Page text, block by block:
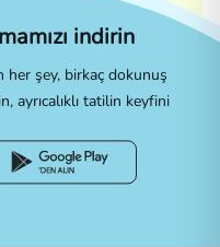
indirin
her şey, birkaç dokunuş
ayrıcalıklı tatilin keyfini